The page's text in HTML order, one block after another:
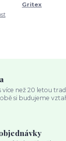
Gritex
než 20 letou
si budujeme